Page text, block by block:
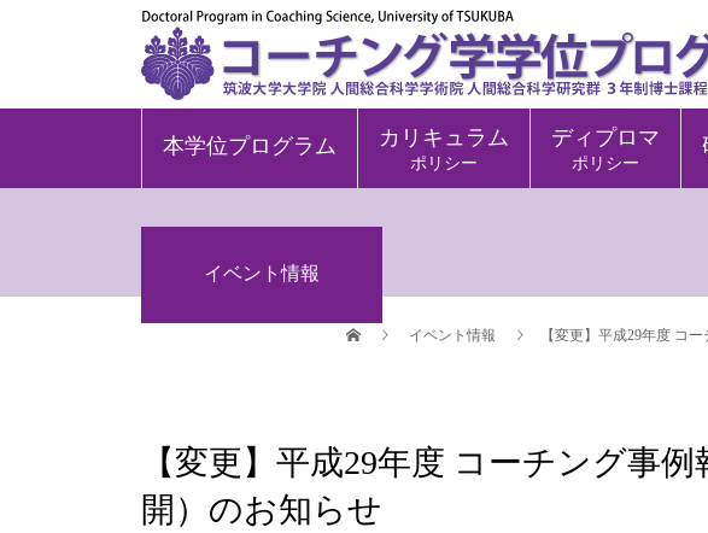
本学位プログラム カリキュラム
ポリシー
ディプロマ
ポリシー
イベント情報
イベント情報 【変更】平成29年度 コ
【変更】平成29年度 コーチング事
開）のお知らせ